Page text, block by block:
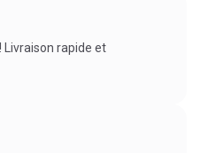
Livraison rapide et